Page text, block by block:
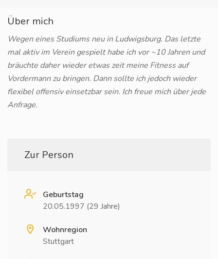
Über mich
Wegen eines Studiums neu in Ludwigsburg. Das letzte
mal aktiv im Verein gespielt habe ich vor ~10 Jahren und
bräuchte daher wieder etwas zeit meine Fitness auf
Vordermann zu bringen. Dann sollte ich jedoch wieder
flexibel offensiv einsetzbar sein. Ich freue mich über jede
Anfrage.
Zur Person
Geburtstag
20.05.1997 (29 Jahre)
Wohnregion
Stuttgart